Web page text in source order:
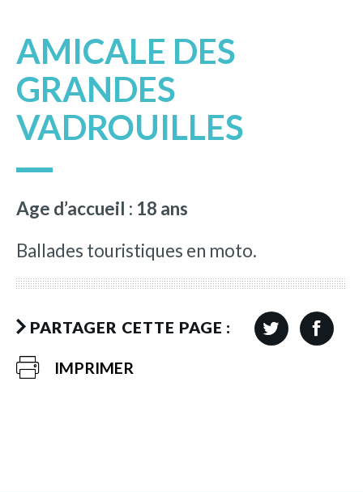
AMICALE DES
GRANDES
VADROUILLES
Age d’accueil : 18 ans
Ballades touristiques en moto.
PARTAGER CETTE PAGE :
IMPRIMER